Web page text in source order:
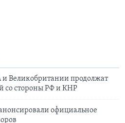
Великобритании продолжат
со стороны РФ и КНР
официальное